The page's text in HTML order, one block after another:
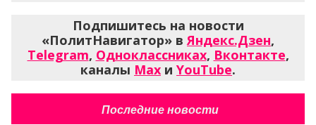
Подпишитесь на новости
«ПолитНавигатор» вЯндекс.Дзен,
Telegram, Одноклассниках, Вконтакте,
каналы Max и YouTube.
Последние новости